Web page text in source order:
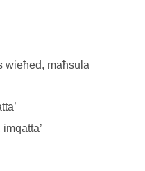
wieħed, maħsula